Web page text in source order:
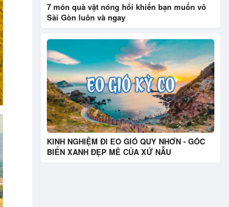
7 món quà vặt nóng hổi khiến bạn muốn vô
Sài Gòn luôn và ngay
KINH NGHIỆM ĐI EO GIÓ QUY NHƠN - GÓC
BIỂN XANH ĐẸP MÊ CỦA XỨ NẪU